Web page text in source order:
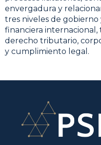
envergadura y
tres niveles de gobierno
financiera internacional,
derecho tributario,
y cumplimiento legal.